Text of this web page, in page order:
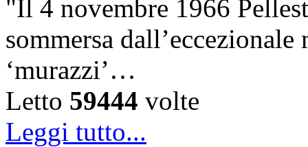
"Il 4 novembre 1966
sommersa
‘murazzi’…
Letto 59444 volte
Leggi tutto...